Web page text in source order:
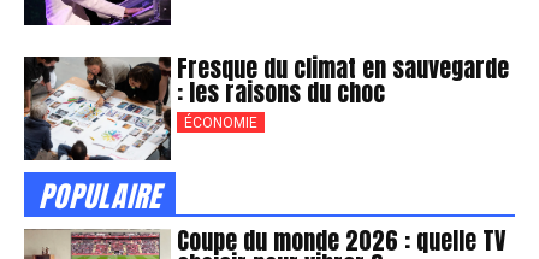
Fresque du climat en sauvegarde
: les raisons du choc
ÉCONOMIE
POPULAIRE
Coupe du monde 2026 : quelle TV